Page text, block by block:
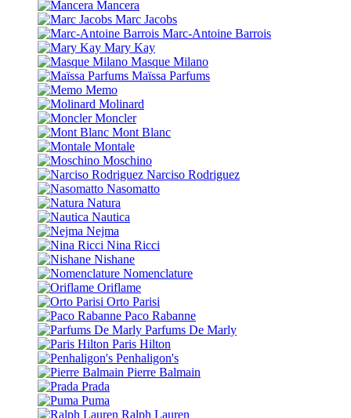
Mancera
Marc Jacobs
Marc-Antoine Barrois
Mary Kay
Masque Milano
Maïssa Parfums
Memo
Molinard
Moncler
Mont Blanc
Montale
Moschino
Narciso Rodriguez
Nasomatto
Natura
Nautica
Nejma
Nina Ricci
Nishane
Nomenclature
Oriflame
Orto Parisi
Paco Rabanne
Parfums De Marly
Paris Hilton
Penhaligon's
Pierre Balmain
Prada
Puma
Ralph Lauren